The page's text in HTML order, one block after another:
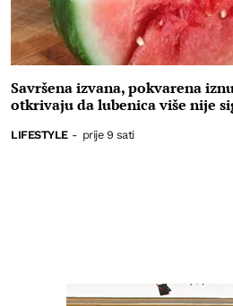
Savršena izvana, pokvarena
otkrivaju da lubenica više nije
LIFESTYLE - prije 9 sati